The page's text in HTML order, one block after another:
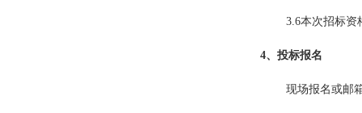
3.6本次招标资
4、投标报名
现场报名或邮